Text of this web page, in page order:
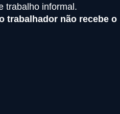
trabalho informal.
trabalhador não recebe o